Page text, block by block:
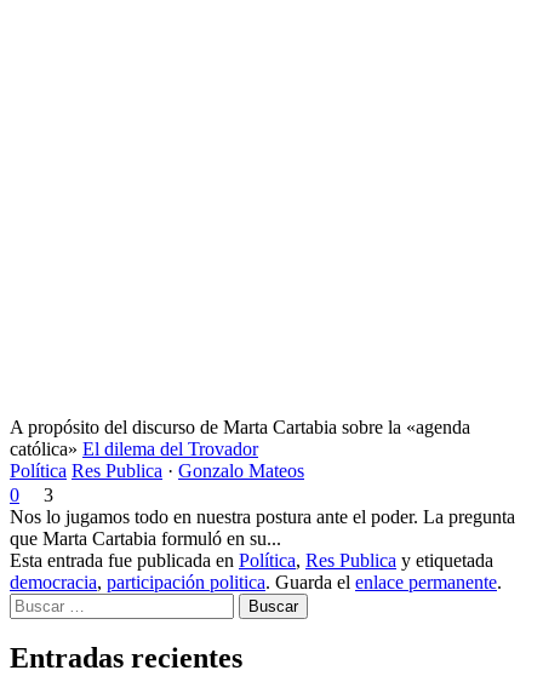
A propósito del discurso de Marta Cartabia sobre la «agenda
católica» El dilema del Trovador
Política Res Publica · Gonzalo Mateos
0
3
Nos lo jugamos todo en nuestra postura ante el poder. La pregunta
que Marta Cartabia formuló en su...
Esta entrada fue publicada en Política, Res Publica y etiquetada
democracia, participación politica. Guarda el enlace permanente.
Buscar
Entradas recientes